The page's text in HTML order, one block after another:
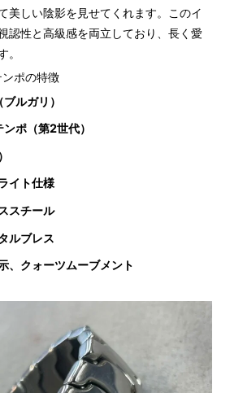
美しい陰影を見せてくれます。このイ
認性と高級感を両立しており、長く愛
。
ポの特徴
ルガリ）
ポ（第2世代）
イト仕様
スチール
ルブレス
、クォーツムーブメント